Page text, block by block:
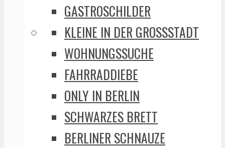
GASTROSCHILDER
KLEINE IN DER GROSSSTADT
WOHNUNGSSUCHE
FAHRRADDIEBE
ONLY IN BERLIN
SCHWARZES BRETT
BERLINER SCHNAUZE